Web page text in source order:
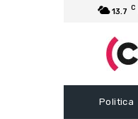
13.7 C
Politica